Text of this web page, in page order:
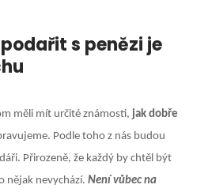
s penězi je
měli mít určité známosti, jak dobře
Podle toho z nás budou
Přirozeně, že každý by chtěl být
nějak nevychází.Není vůbec na